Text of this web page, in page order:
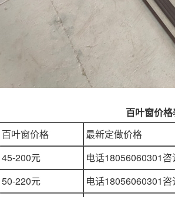
百叶窗价格
百叶窗价格 最新定做价格
45-200元 电话18056060301咨
50-220元 电话18056060301咨